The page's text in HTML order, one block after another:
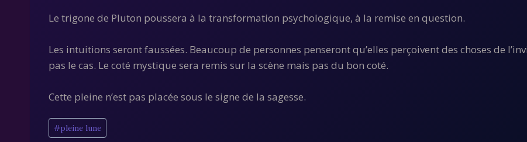
Le trigone de Pluton poussera à la transformation psychologique, à la remise en question.
Les intuitions seront faussées. Beaucoup de personnes penseront qu’elles perçoivent des choses de
pas le cas. Le coté mystique sera remis sur la scène mais pas du bon coté.
Cette pleine n’est pas placée sous le signe de la sagesse.
Étiquettes
de
#pleine lune